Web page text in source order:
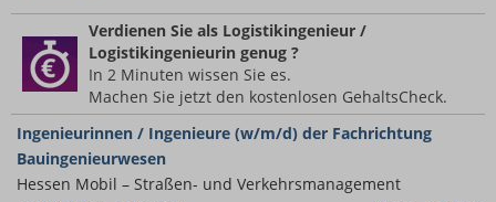
Verdienen Sie als Logistikingenieur /
Logistikingenieurin genug ?
In 2 Minuten wissen Sie es.
Machen Sie jetzt den kostenlosen GehaltsCheck.
Ingenieurinnen / Ingenieure (w/m/d) der Fachrichtung
Bauingenieurwesen
Hessen Mobil – Straßen- und Verkehrsmanagement